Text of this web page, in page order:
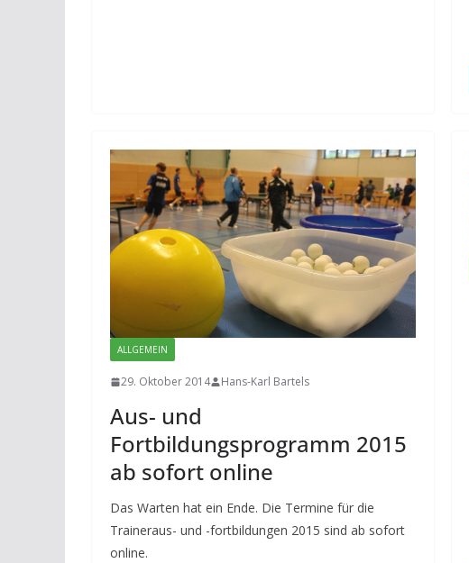
ALLGEMEIN
29. Oktober 2014 Hans-Karl Bartels
Aus- und
Fortbildungsprogramm 2015
ab sofort online
Das Warten hat ein Ende. Die Termine für die
Traineraus- und -fortbildungen 2015 sind ab sofort
online.